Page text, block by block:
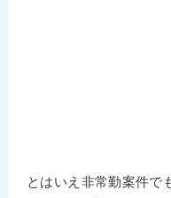
とはいえ非常勤案件で